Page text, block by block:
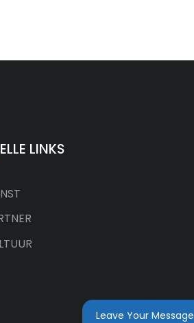
LINKS
Leave Your Message